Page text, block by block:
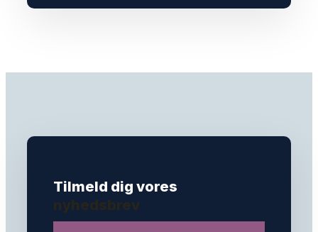
Tilmeld dig vores
nyhedsbrev